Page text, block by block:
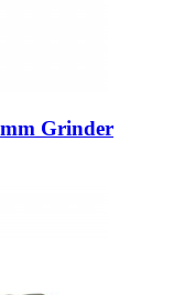
Grinder